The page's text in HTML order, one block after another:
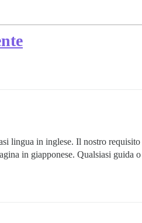
lingua in inglese. Il nostro
in giapponese. Qualsiasi